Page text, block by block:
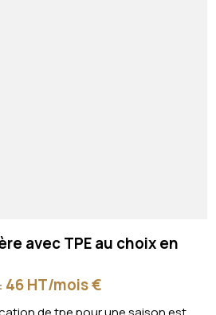
avec TPE au choix en
46 HT/mois €